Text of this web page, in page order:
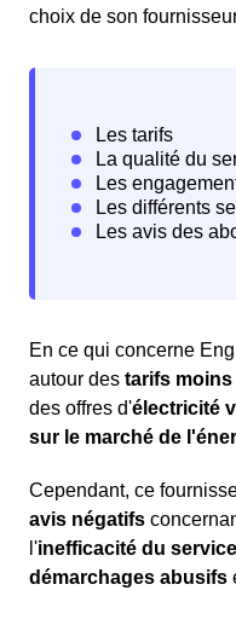
choix de son
En ce qui concerne
autour des tarifs
des offres d'électricité
sur le marché de
Cependant, ce
avis négatifs
l'inefficacité du
démarchages abusifs